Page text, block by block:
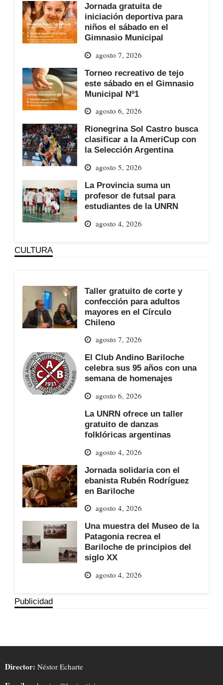
Jornada gratuita de
iniciación deportiva para
niños el sábado en el
Gimnasio Municipal
agosto 7, 2026
Torneo recreativo de tejo
este sábado en el Gimnasio
Municipal Nº1
agosto 6, 2026
Rionegrina Sol Castro busca
clasificar a la AmeriCup con
la Selección Argentina
agosto 5, 2026
La Provincia suma un
profesor de futsal para
estudiantes de la UNRN
agosto 4, 2026
CULTURA
Taller gratuito de corte y
confección para adultos
mayores en el Círculo
Chileno
agosto 7, 2026
El Club Andino Bariloche
celebra sus 95 años con una
semana de homenajes
agosto 6, 2026
La UNRN ofrece un taller
gratuito de danzas
folklóricas argentinas
agosto 4, 2026
Jornada solidaria con el
ebanista Rubén Rodríguez
en Bariloche
agosto 4, 2026
Una muestra del Museo de la
Patagonia recrea el
Bariloche de principios del
siglo XX
agosto 4, 2026
Publicidad
Director: Néstor Echarte